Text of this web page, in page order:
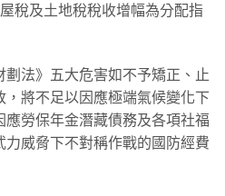
稅及土地稅稅收增幅為分配指
劃法》五大危害如不予矯正、止
，將不足以因應極端氣候變化下
勞保年金潛藏債務及各項社福
威脅下不對稱作戰的國防經費